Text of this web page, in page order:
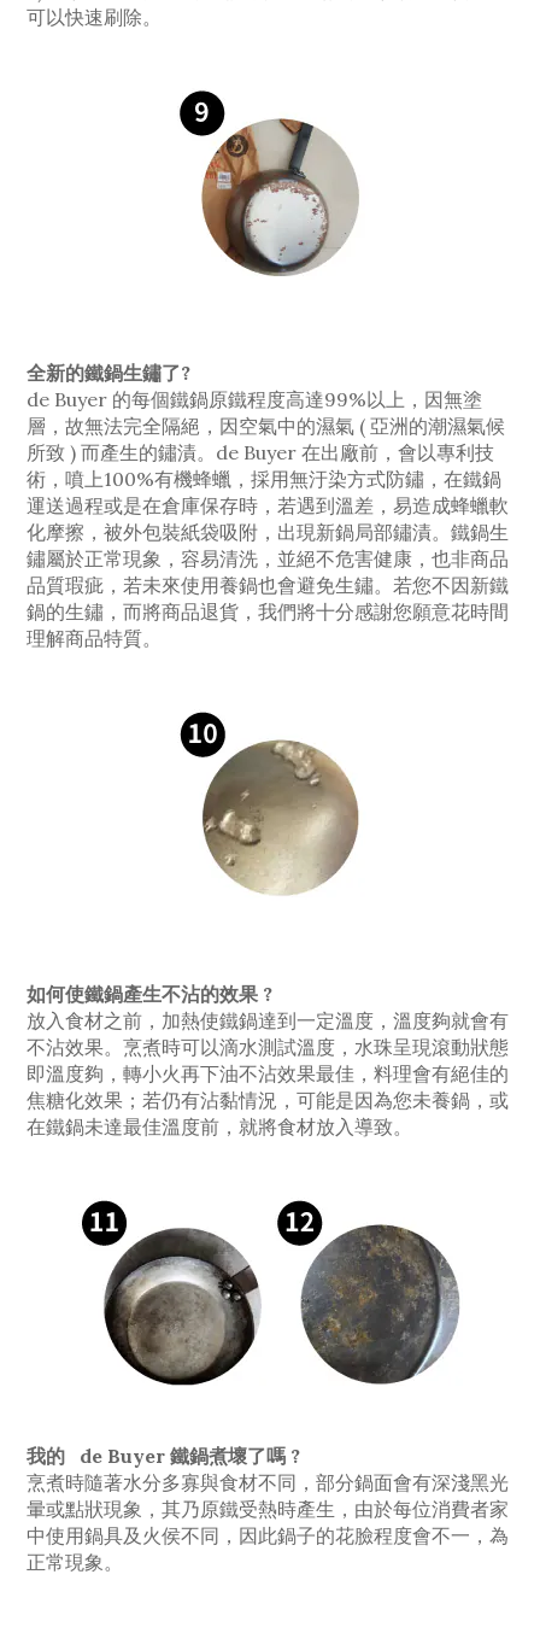
可以快速刷除。
全新的鐵鍋生鏽了?
de Buyer 的每個鐵鍋原鐵程度高達99%以上，因無塗
層，故無法完全隔絕，因空氣中的濕氣 ( 亞洲的潮濕氣候
所致 ) 而產生的鏽漬。de Buyer 在出廠前，會以專利技
術，噴上100%有機蜂蠟，採用無汙染方式防鏽，在鐵鍋
運送過程或是在倉庫保存時，若遇到溫差，易造成蜂蠟軟
化摩擦，被外包裝紙袋吸附，出現新鍋局部鏽漬。鐵鍋生
鏽屬於正常現象，容易清洗，並絕不危害健康，也非商品
品質瑕疵，若未來使用養鍋也會避免生鏽。若您不因新鐵
鍋的生鏽，而將商品退貨，我們將十分感謝您願意花時間
理解商品特質。
如何使鐵鍋產生不沾的效果 ?
放入食材之前，加熱使鐵鍋達到一定溫度，溫度夠就會有
不沾效果。烹煮時可以滴水測試溫度，水珠呈現滾動狀態
即溫度夠，轉小火再下油不沾效果最佳，料理會有絕佳的
焦糖化效果；若仍有沾黏情況，可能是因為您未養鍋，或
在鐵鍋未達最佳溫度前，就將食材放入導致。
我的 de Buyer 鐵鍋煮壞了嗎 ?
烹煮時隨著水分多寡與食材不同，部分鍋面會有深淺黑光
暈或點狀現象，其乃原鐵受熱時產生，由於每位消費者家
中使用鍋具及火侯不同，因此鍋子的花臉程度會不一，為
正常現象。